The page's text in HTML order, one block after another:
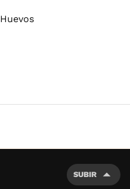
Huevos
SUBIR